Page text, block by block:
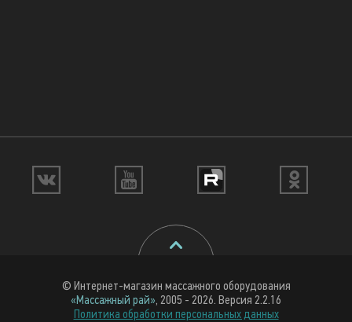
© Интернет-магазин массажного оборудования
«Массажный рай», 2005 - 2026. Версия 2.2.16
Политика обработки персональных данных